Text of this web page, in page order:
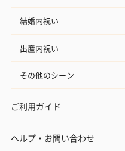
結婚内祝い
出産内祝い
その他のシーン
ご利用ガイド
ヘルプ・お問い合わせ